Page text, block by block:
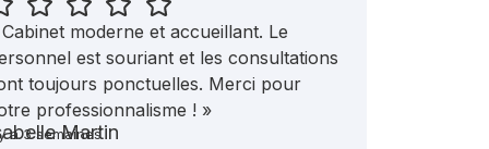
moderne et accueillant. Le
est souriant et les consultations
toujours ponctuelles. Merci pour
professionnalisme ! »
Martin
a 3 semaines